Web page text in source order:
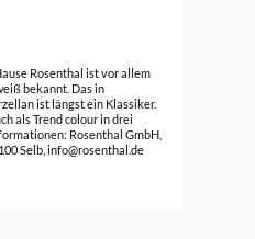
Rosenthal ist vor allem
bekannt. Das in
ist längst ein Klassiker.
als Trend colour in drei
Rosenthal GmbH,
Selb, info@rosenthal.de